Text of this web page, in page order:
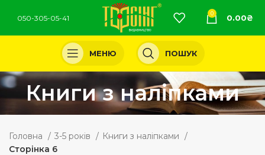
050-305-05-41
0 0.00₴
МЕНЮ ПОШУК
Книги з наліпками
Головна 3-5 років
Книги з наліпками
Сторінка 6